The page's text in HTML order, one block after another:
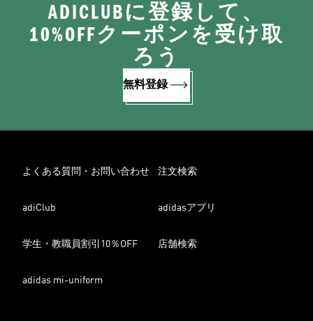
ADICLUBに登録して、
10%OFFクーポンを受け取
ろう
無料登録
よくある質問・お問い合わせ 注文検索
adiClub adidasアプリ
学生・教職員割引10％OFF 店舗検索
adidas mi-uniform